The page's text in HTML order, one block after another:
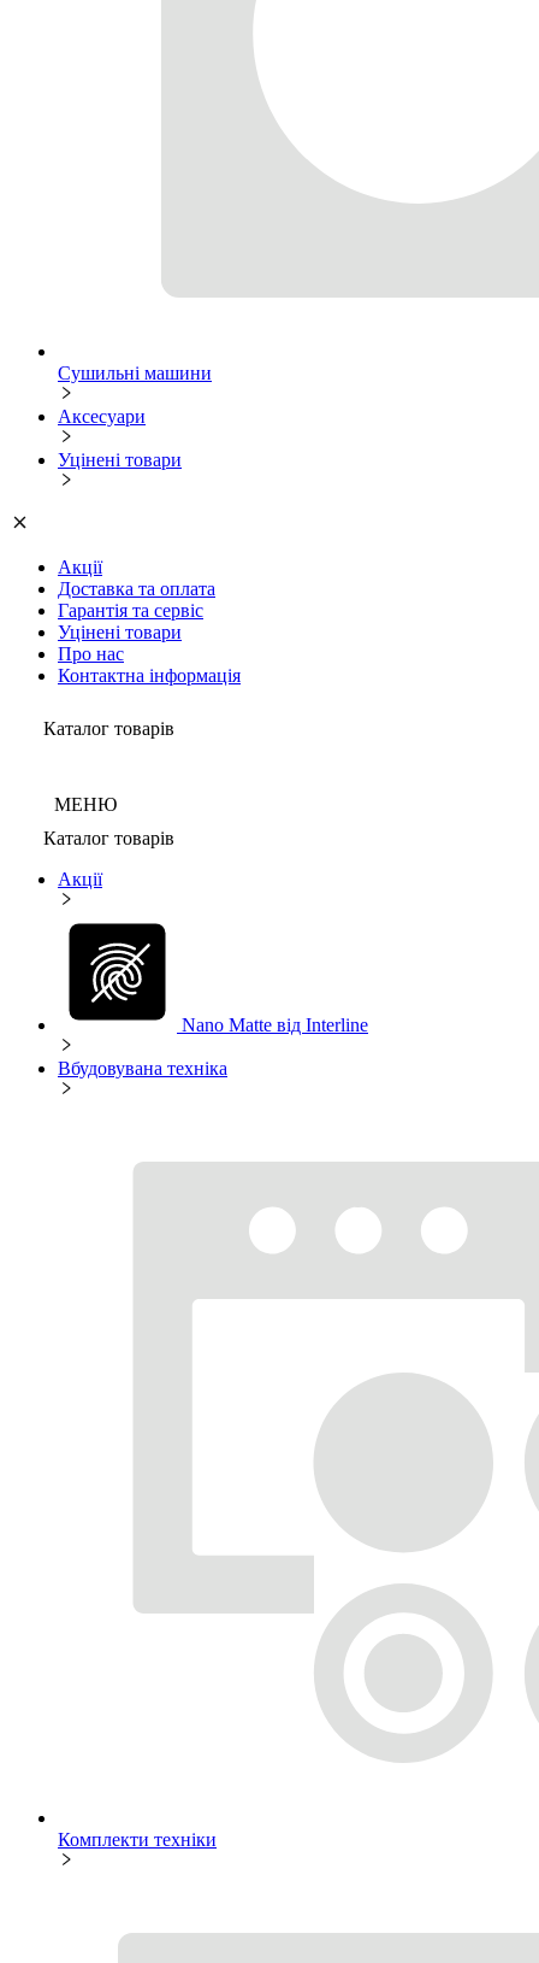
Сушильні машини
Аксесуари
Уцінені товари
Акції
Доставка та оплата
Гарантія та сервіс
Уцінені товари
Про нас
Контактна інформація
Каталог товарів
МЕНЮ
Каталог товарів
Акції
Nano Matte від Interline
Вбудовувана техніка
Комплекти техніки